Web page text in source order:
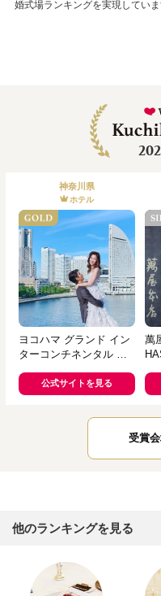
婚式場ランキングを実現していま
神奈川県
ホテル
ヨコハマ グランド イン
ターコンチネンタル ホ
公式サイトを見る
萬
受賞
他のランキングを見る